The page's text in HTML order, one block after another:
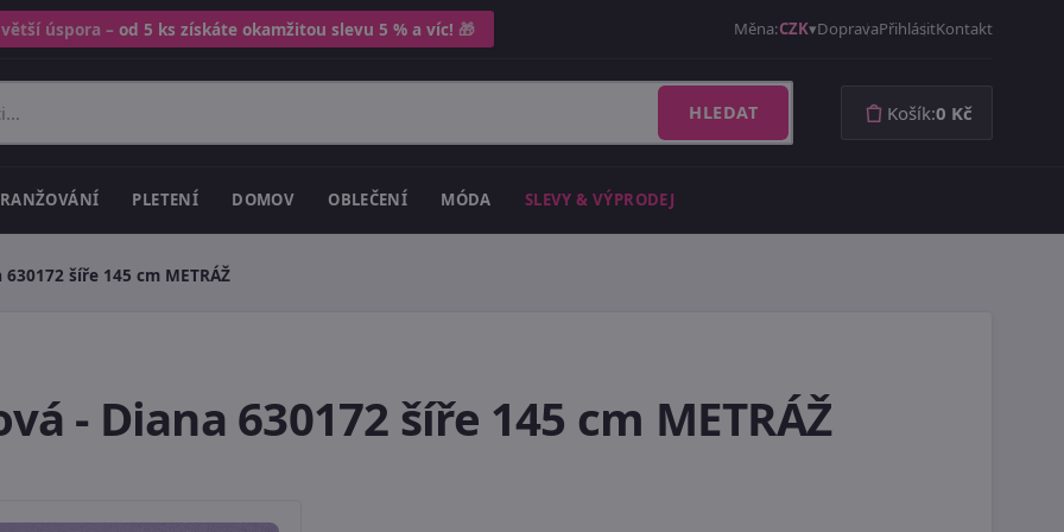
úspora – od 5 ks získáte okamžitou slevu 5 % a víc! 🎁 Měna:CZK DopravaPřihlásitKontakt
HLEDAT Košík:0 Kč
PLETENÍ DOMOV OBLEČENÍ MÓDA SLEVY & VÝPRODEJ
šíře 145 cm METRÁŽ
- Diana 630172 šíře 145 cm METRÁŽ